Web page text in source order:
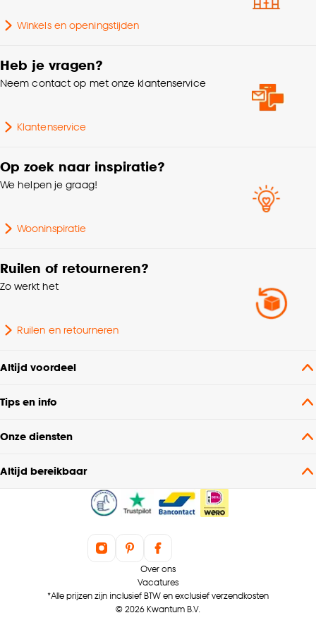
Goed om te weten is dat je deze keuze altijd nog
cookieverklaring
Doorsnede 10.9 CM
Winkels en openingstijden
Heb je vragen?
Neem contact op met onze klantenservice
Klantenservice
Op zoek naar inspiratie?
We helpen je graag!
Wooninspiratie
Ruilen of retourneren?
Zo werkt het
Ruilen en retourneren
Altijd voordeel
Tips en info
Onze diensten
Altijd bereikbaar
Over ons
Vacatures
*Alle prijzen zijn inclusief BTW en exclusief verzendkosten
© 2026 Kwantum B.V.